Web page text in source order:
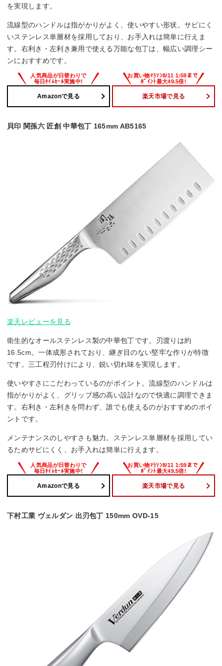
を実現します。
流線型のハンドルは指がかりがよく、使いやすい形状。サビにく
いステンレス単層材を採用しており、お手入れは簡単に行えま
す。右利き・左利き兼用で使える万能な包丁は、幅広い調理シー
ンにおすすめです。
Amazonで見る 楽天市場で見る
貝印 関孫六 匠創 中華包丁 165mm AB5165
楽天レビューを見る
衛生的なオールステンレス製の中華包丁です。刃渡りは約
16.5cm。一体成形されており、継ぎ目のない堅牢な作りが特徴
です。三工程刃付けにより、鋭い切れ味を実現します。
使いやすさにこだわっているのがポイント。流線型のハンドルは
指がかりがよく、グリップ感の高い設計なので快適に調理できま
す。右利き・左利きを問わず、誰でも使えるのがおすすめのポイ
ントです。
メンテナンスのしやすさも魅力。ステンレス単層材を採用してい
るためサビにくく、お手入れは簡単に行えます。
Amazonで見る 楽天市場で見る
下村工業 ヴェルダン 出刃包丁 150mm OVD-15